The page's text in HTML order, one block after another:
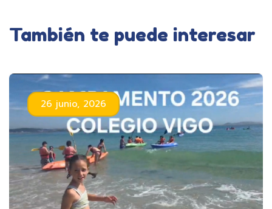
También te puede interesar
26 junio, 2026